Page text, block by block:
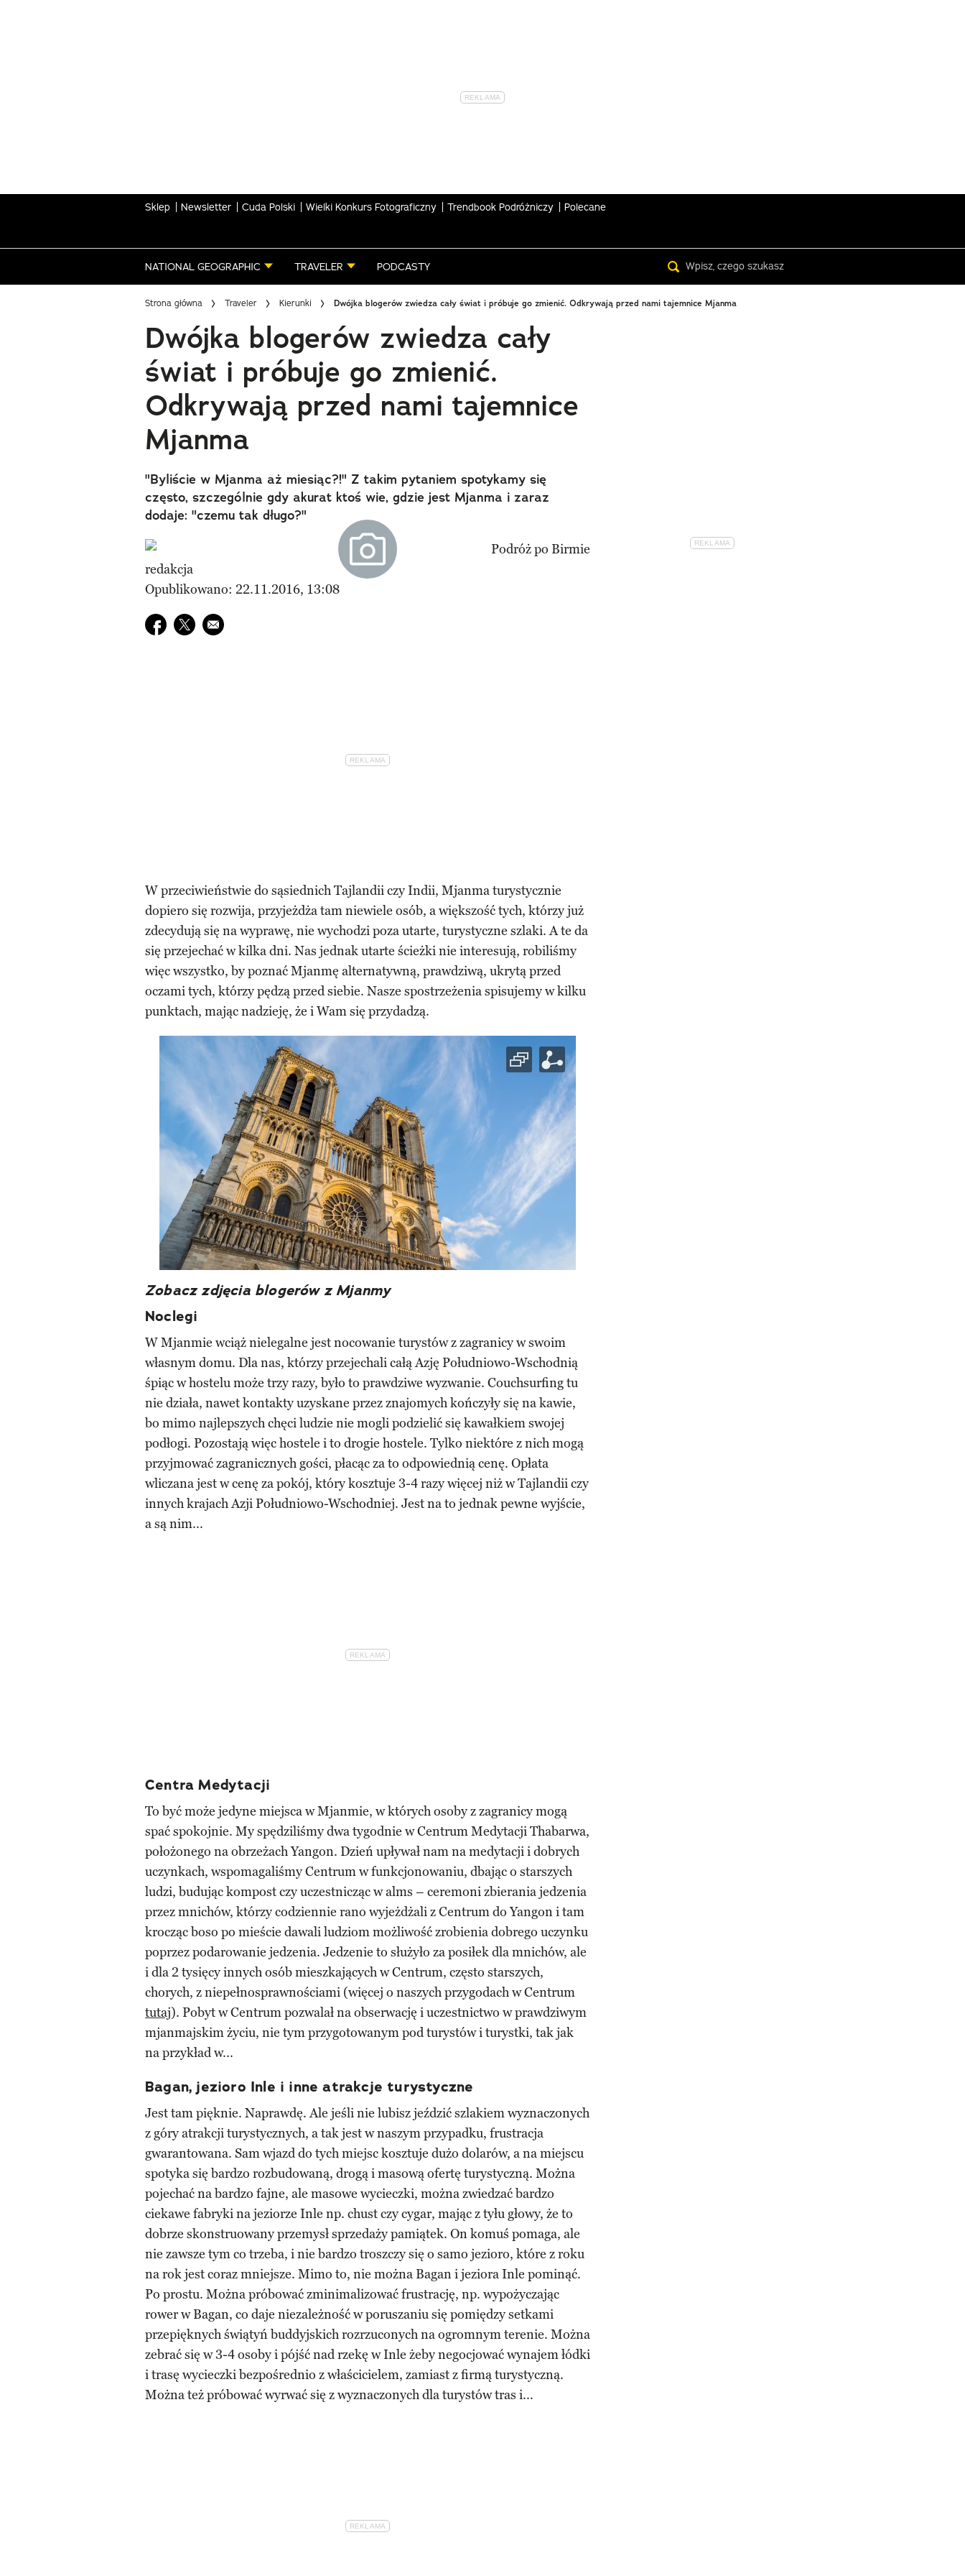
Sklep Newsletter Cuda Polski Wielki Konkurs Fotograficzny Trendbook Podróżniczy Polecane
NATIONAL GEOGRAPHIC TRAVELER PODCASTY
Strona główna Traveler Kierunki Dwójka blogerów zwiedza cały świat i próbuje go zmienić. Odkrywają przed nami tajemnice Mjanma
Dwójka blogerów zwiedza cały
świat i próbuje go zmienić.
Odkrywają przed nami tajemnice
Mjanma
​"Byliście w Mjanma aż miesiąc?!" Z takim pytaniem spotykamy się
często, szczególnie gdy akurat ktoś wie, gdzie jest Mjanma i zaraz
dodaje: "czemu tak długo?"
redakcja
Opublikowano: 22.11.2016, 13:08
Udostępnij na facebook
Udostępnij na twitter
E-mail do przyjaciela
W przeciwieństwie do sąsiednich Tajlandii czy Indii, Mjanma turystycznie
dopiero się rozwija, przyjeżdża tam niewiele osób, a większość tych, którzy już
zdecydują się na wyprawę, nie wychodzi poza utarte, turystyczne szlaki. A te da
się przejechać w kilka dni. Nas jednak utarte ścieżki nie interesują, robiliśmy
więc wszystko, by poznać Mjanmę alternatywną, prawdziwą, ukrytą przed
oczami tych, którzy pędzą przed siebie. Nasze spostrzeżenia spisujemy w kilku
punktach, mając nadzieję, że i Wam się przydadzą.
Zobacz zdjęcia blogerów z Mjanmy
Noclegi
W Mjanmie wciąż nielegalne jest nocowanie turystów z zagranicy w swoim
własnym domu. Dla nas, którzy przejechali całą Azję Południowo-Wschodnią
śpiąc w hostelu może trzy razy, było to prawdziwe wyzwanie. Couchsurfing tu
nie działa, nawet kontakty uzyskane przez znajomych kończyły się na kawie,
bo mimo najlepszych chęci ludzie nie mogli podzielić się kawałkiem swojej
podłogi. Pozostają więc hostele i to drogie hostele. Tylko niektóre z nich mogą
przyjmować zagranicznych gości, płacąc za to odpowiednią cenę. Opłata
wliczana jest w cenę za pokój, który kosztuje 3-4 razy więcej niż w Tajlandii czy
innych krajach Azji Południowo-Wschodniej. Jest na to jednak pewne wyjście,
a są nim...
Centra Medytacji
To być może jedyne miejsca w Mjanmie, w których osoby z zagranicy mogą
spać spokojnie. My spędziliśmy dwa tygodnie w Centrum Medytacji Thabarwa,
położonego na obrzeżach Yangon. Dzień upływał nam na medytacji i dobrych
uczynkach, wspomagaliśmy Centrum w funkcjonowaniu, dbając o starszych
ludzi, budując kompost czy uczestnicząc w alms – ceremoni zbierania jedzenia
przez mnichów, którzy codziennie rano wyjeżdżali z Centrum do Yangon i tam
krocząc boso po mieście dawali ludziom możliwość zrobienia dobrego uczynku
poprzez podarowanie jedzenia. Jedzenie to służyło za posiłek dla mnichów, ale
i dla 2 tysięcy innych osób mieszkających w Centrum, często starszych,
chorych, z niepełnosprawnościami (więcej o naszych przygodach w Centrum
tutaj). Pobyt w Centrum pozwalał na obserwację i uczestnictwo w prawdziwym
mjanmajskim życiu, nie tym przygotowanym pod turystów i turystki, tak jak
na przykład w...
Bagan, jezioro Inle i inne atrakcje turystyczne
Jest tam pięknie. Naprawdę. Ale jeśli nie lubisz jeździć szlakiem wyznaczonych
z góry atrakcji turystycznych, a tak jest w naszym przypadku, frustracja
gwarantowana. Sam wjazd do tych miejsc kosztuje dużo dolarów, a na miejscu
spotyka się bardzo rozbudowaną, drogą i masową ofertę turystyczną. Można
pojechać na bardzo fajne, ale masowe wycieczki, można zwiedzać bardzo
ciekawe fabryki na jeziorze Inle np. chust czy cygar, mając z tyłu głowy, że to
dobrze skonstruowany przemysł sprzedaży pamiątek. On komuś pomaga, ale
nie zawsze tym co trzeba, i nie bardzo troszczy się o samo jezioro, które z roku
na rok jest coraz mniejsze. Mimo to, nie można Bagan i jeziora Inle pominąć.
Po prostu. Można próbować zminimalizować frustrację, np. wypożyczając
rower w Bagan, co daje niezależność w poruszaniu się pomiędzy setkami
przepięknych świątyń buddyjskich rozrzuconych na ogromnym terenie. Można
zebrać się w 3-4 osoby i pójść nad rzekę w Inle żeby negocjować wynajem łódki
i trasę wycieczki bezpośrednio z właścicielem, zamiast z firmą turystyczną.
Można też próbować wyrwać się z wyznaczonych dla turystów tras i...